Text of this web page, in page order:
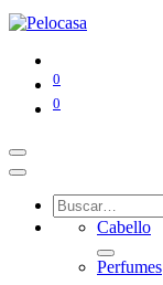
0
0
Cabello
Perfumes